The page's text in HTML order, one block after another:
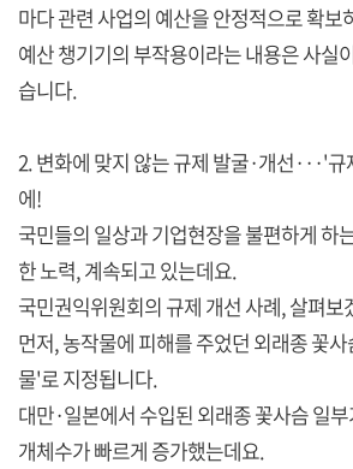
마다 관련 사업의 예산을 안정적으로 확보
예산 챙기기의 부작용이라는 내용은 사실
습니다.
2. 변화에 맞지 않는 규제 발굴·개선···'
에!
국민들의 일상과 기업현장을 불편하게 하
한 노력, 계속되고 있는데요.
국민권익위원회의 규제 개선 사례, 살펴보
먼저, 농작물에 피해를 주었던 외래종 꽃
물'로 지정됩니다.
대만·일본에서 수입된 외래종 꽃사슴 일
개체수가 빠르게 증가했는데요.